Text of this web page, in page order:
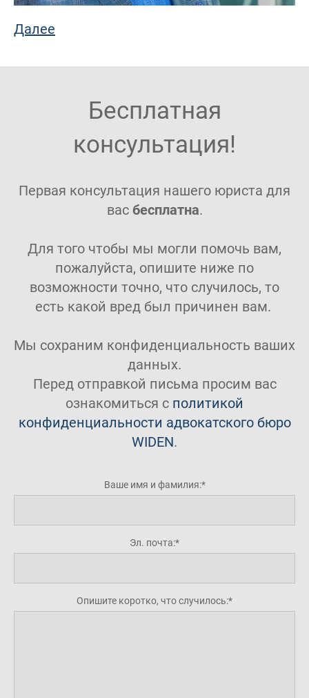
Далее
Бесплатная
консультация!
Первая консультация нашего юриста для
вас бесплатна.
Для того чтобы мы могли помочь вам,
пожалуйста, опишите ниже по
возможности точно, что случилось, то
есть какой вред был причинен вам.
Мы сохраним конфиденциальность ваших
данных.
Перед отправкой письма просим вас
ознакомиться с политикой
конфиденциальности адвокатского бюро
WIDEN.
Ваше имя и фамилия:
Эл. почта:
Опишите коротко, что случилось: